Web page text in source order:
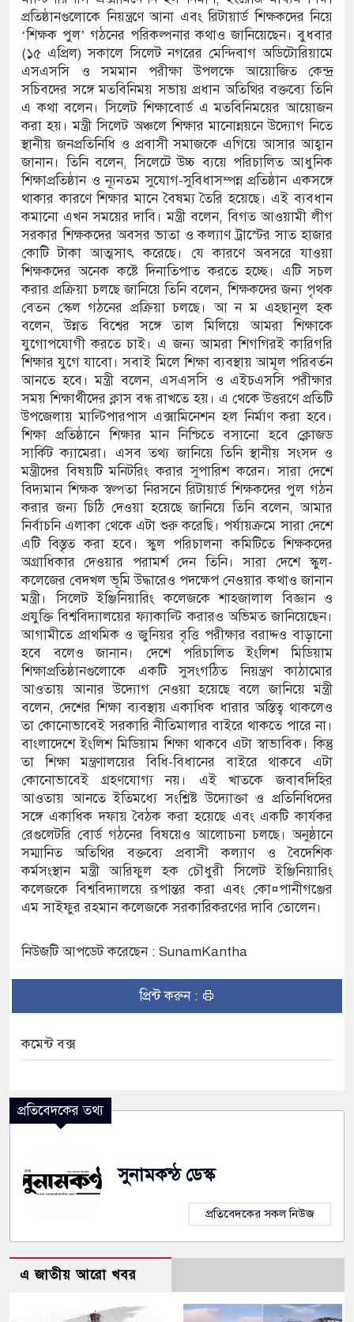
ভারত সমর্থন করে না : জয়সওয়াল
ভবনে পাঠদান
দিরাই-শাল্লার উন্নয়ন করতে চাই : এমপি
লোডশেডিং, ক্ষুব্ধ গ্রাহক
আহতদের চিকিৎসা নিশ্চিতের নির্দেশ
দিবস পালিত
যেন ময়লার ভাগাড়
প্রতিষ্ঠানগুলোকে নিয়ন্ত্রণে আনা এবং রিটায়ার্ড শিক্ষকদের নিয়ে
‘শিক্ষক পুল’ গঠনের পরিকল্পনার কথাও জানিয়েছেন। বুধবার
(১৫ এপ্রিল) সকালে সিলেট নগরের মেন্দিবাগ অডিটোরিয়ামে
এসএসসি ও সমমান পরীক্ষা উপলক্ষে আয়োজিত কেন্দ্র
সচিবদের সঙ্গে মতবিনিময় সভায় প্রধান অতিথির বক্তব্যে তিনি
এ কথা বলেন। সিলেট শিক্ষাবোর্ড এ মতবিনিময়ের আয়োজন
করা হয়। মন্ত্রী সিলেট অঞ্চলে শিক্ষার মানোন্নয়নে উদ্যোগ নিতে
স্থানীয় জনপ্রতিনিধি ও প্রবাসী সমাজকে এগিয়ে আসার আহ্বান
জানান। তিনি বলেন, সিলেটে উচ্চ ব্যয়ে পরিচালিত আধুনিক
শিক্ষাপ্রতিষ্ঠান ও ন্যূনতম সুযোগ-সুবিধাসম্পন্ন প্রতিষ্ঠান একসঙ্গে
থাকার কারণে শিক্ষার মানে বৈষম্য তৈরি হয়েছে। এই ব্যবধান
কমানো এখন সময়ের দাবি। মন্ত্রী বলেন, বিগত আওয়ামী লীগ
সরকার শিক্ষকদের অবসর ভাতা ও কল্যাণ ট্রাস্টের সাত হাজার
কোটি টাকা আত্মসাৎ করেছে। যে কারণে অবসরে যাওয়া
শিক্ষকদের অনেক কষ্টে দিনাতিপাত করতে হচ্ছে। এটি সচল
করার প্রক্রিয়া চলছে জানিয়ে তিনি বলেন, শিক্ষকদের জন্য পৃথক
বেতন স্কেল গঠনের প্রক্রিয়া চলছে। আ ন ম এহছানুল হক
বলেন, উন্নত বিশ্বের সঙ্গে তাল মিলিয়ে আমরা শিক্ষাকে
যুগোপযোগী করতে চাই। এ জন্য আমরা শিগগিরই কারিগরি
শিক্ষার যুগে যাবো। সবাই মিলে শিক্ষা ব্যবস্থায় আমূল পরিবর্তন
আনতে হবে। মন্ত্রী বলেন, এসএসসি ও এইচএসসি পরীক্ষার
সময় শিক্ষার্থীদের ক্লাস বন্ধ রাখতে হয়। এ থেকে উত্তরণে প্রতিটি
উপজেলায় মাল্টিপারপাস এক্সামিনেশন হল নির্মাণ করা হবে।
শিক্ষা প্রতিষ্ঠানে শিক্ষার মান নিশ্চিতে বসানো হবে ক্লোজড
সার্কিট ক্যামেরা। এসব তথ্য জানিয়ে তিনি স্থানীয় সংসদ ও
মন্ত্রীদের বিষয়টি মনিটরিং করার সুপারিশ করেন। সারা দেশে
বিদ্যমান শিক্ষক স্বল্পতা নিরসনে রিটায়ার্ড শিক্ষকদের পুল গঠন
করার জন্য চিঠি দেওয়া হয়েছে জানিয়ে তিনি বলেন, আমার
নির্বাচনি এলাকা থেকে এটা শুরু করেছি। পর্যায়ক্রমে সারা দেশে
এটি বিস্তৃত করা হবে। স্কুল পরিচালনা কমিটিতে শিক্ষকদের
অগ্রাধিকার দেওয়ার পরামর্শ দেন তিনি। সারা দেশে স্কুল-
কলেজের বেদখল ভূমি উদ্ধারেও পদক্ষেপ নেওয়ার কথাও জানান
মন্ত্রী। সিলেট ইঞ্জিনিয়ারিং কলেজকে শাহজালাল বিজ্ঞান ও
প্রযুক্তি বিশ্ববিদ্যালয়ের ফ্যাকাল্টি করারও অভিমত জানিয়েছেন।
আগামীতে প্রাথমিক ও জুনিয়র বৃত্তি পরীক্ষার বরাদ্দও বাড়ানো
হবে বলেও জানান। দেশে পরিচালিত ইংলিশ মিডিয়াম
শিক্ষাপ্রতিষ্ঠানগুলোকে একটি সুসংগঠিত নিয়ন্ত্রণ কাঠামোর
আওতায় আনার উদ্যোগ নেওয়া হয়েছে বলে জানিয়ে মন্ত্রী
বলেন, দেশের শিক্ষা ব্যবস্থায় একাধিক ধারার অস্তিত্ব থাকলেও
তা কোনোভাবেই সরকারি নীতিমালার বাইরে থাকতে পারে না।
বাংলাদেশে ইংলিশ মিডিয়াম শিক্ষা থাকবে এটা স্বাভাবিক। কিন্তু
তা শিক্ষা মন্ত্রণালয়ের বিধি-বিধানের বাইরে থাকবে এটা
কোনোভাবেই গ্রহণযোগ্য নয়। এই খাতকে জবাবদিহির
আওতায় আনতে ইতিমধ্যে সংশ্লিষ্ট উদ্যোক্তা ও প্রতিনিধিদের
সঙ্গে একাধিক দফায় বৈঠক করা হয়েছে এবং একটি কার্যকর
রেগুলেটরি বোর্ড গঠনের বিষয়েও আলোচনা চলছে। অনুষ্ঠানে
সম্মানিত অতিথির বক্তব্যে প্রবাসী কল্যাণ ও বৈদেশিক
কর্মসংস্থান মন্ত্রী আরিফুল হক চৌধুরী সিলেট ইঞ্জিনিয়ারিং
কলেজকে বিশ্ববিদ্যালয়ে রূপান্তর করা এবং কো¤পানীগঞ্জের
এম সাইফুর রহমান কলেজকে সরকারিকরণের দাবি তোলেন।
নিউজটি আপডেট করেছেন : SunamKantha
প্রিন্ট করুন :
কমেন্ট বক্স
প্রতিবেদকের তথ্য
সুনামকন্ঠ ডেস্ক
প্রতিবেদকের সকল নিউজ
এ জাতীয় আরো খবর